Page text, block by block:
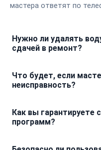
мастера ответят по
Нужно ли удалять
сдачей в ремонт?
просушите бак. Это
на электронную плату
прибора.
Что будет, если
неисправность?
без вашего согласия.
обнаружится дефект, не
Как вы гарантируете
программ?